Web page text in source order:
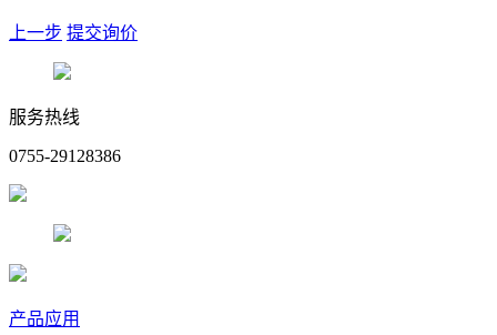
上一步 提交询价
服务热线
0755-29128386
产品应用